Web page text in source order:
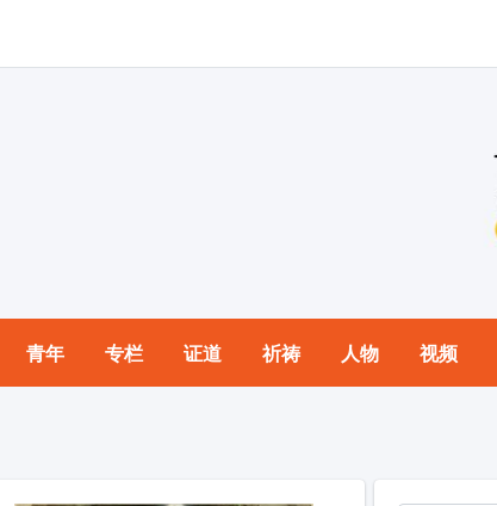
青年 专栏 证道 祈祷 人物 视频